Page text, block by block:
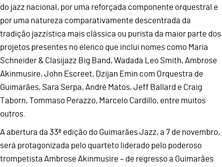
do jazz nacional, por uma reforçada componente orquestral e
por uma natureza comparativamente descentrada da
tradição jazzística mais clássica ou purista da maior parte dos
projetos presentes no elenco que inclui nomes como Maria
Schneider & Clasijazz Big Band, Wadada Leo Smith, Ambrose
Akinmusire, John Escreet, Dzijan Emin com Orquestra de
Guimarães, Sara Serpa, André Matos, Jeff Ballard e Craig
Taborn, Tommaso Perazzo, Marcelo Cardillo, entre muitos
outros.
A abertura da 33ª edição do Guimarães Jazz, a 7 de novembro,
será protagonizada pelo quarteto liderado pelo poderoso
trompetista Ambrose Akinmusire – de regresso a Guimarães